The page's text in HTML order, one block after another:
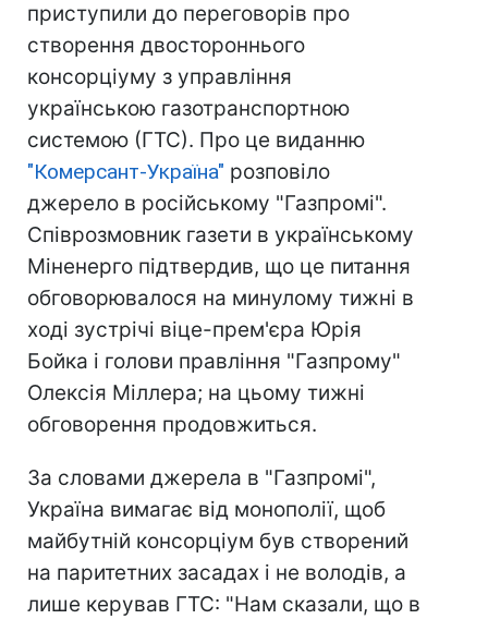
приступили до переговорів про
створення двостороннього
консорціуму з управління
українською газотранспортною
системою (ГТС). Про це виданню
"Комерсант-Україна" розповіло
джерело в російському "Газпромі".
Співрозмовник газети в українському
Міненерго підтвердив, що це питання
обговорювалося на минулому тижні в
ході зустрічі віце-прем'єра Юрія
Бойка і голови правління "Газпрому"
Олексія Міллера; на цьому тижні
обговорення продовжиться.
За словами джерела в "Газпромі",
Україна вимагає від монополії, щоб
майбутній консорціум був створений
на паритетних засадах і не володів, а
лише керував ГТС: "Нам сказали, що в